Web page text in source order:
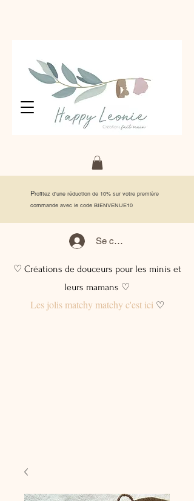
Profitez d'une réduction de 10% sur votre première
commande avec le code BIENVENUE10
Se connecter
♡ Créations de douceurs pour les minis et
leurs mamans ♡
Les jolis matchy matchy c'est ici♡